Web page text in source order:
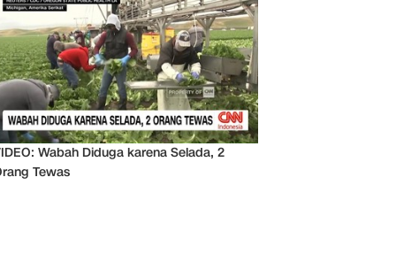
Wabah Diduga karena Selada, 2
Tewas